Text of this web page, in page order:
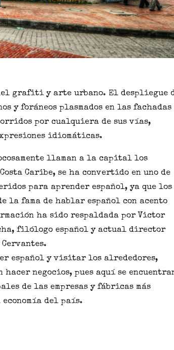
grafitiy arte urbano. El despliegue
foráneos plasmados en las fachadas
por cualquiera de sus vías,
idiomáticas.
llaman a la capital los
Caribe, se ha convertido enuno de
para aprender español, ya que los
la fama de hablar español con acento
ha sido respaldada por Victor
filólogo español y actual director
español y visitar los alrededores,
hacer negocios, pues aquí se
de las empresas y fábricas más
del país.